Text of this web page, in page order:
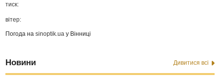
тиск:
вітер:
Погода наsinoptik.ua у Вінниці
Новини Дивитися всі